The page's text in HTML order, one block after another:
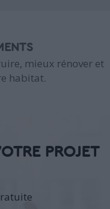
mieux rénover et
habitat.
PROJET